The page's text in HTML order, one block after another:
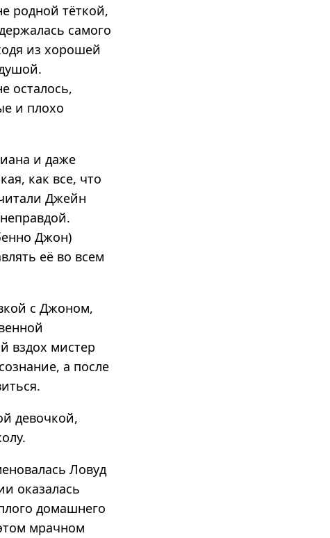
родной тёткой,
самого
из хорошей
осталось,
и плохо
и даже
как все, что
Джейн
Джон)
её во всем
с Джоном,
вздох мистер
а после
девочкой,
Ловуд
оказалась
домашнего
мрачном